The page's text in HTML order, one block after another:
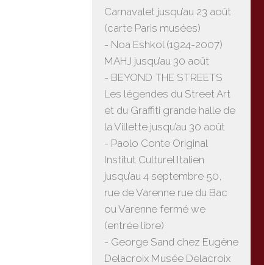
Carnavalet jusqu’au 23 août
(carte Paris musées)
- Noa Eshkol (1924-2007)
MAHJ jusqu’au 30 août
- BEYOND THE STREETS
Les légendes du Street Art
et du Graffiti grande halle de
la Villette jusqu’au 30 août
- Paolo Conte Original
Institut Culturel Italien
jusqu’au 4 septembre 50,
rue de Varenne rue du Bac
ou Varenne fermé we
(entrée libre)
- George Sand chez Eugène
Delacroix Musée Delacroix